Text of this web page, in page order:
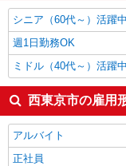
西東京市の他の職種の平
シニア（60代～）活躍中
週1日勤務OK
ミドル（40代～）活躍中
西東京市の雇用
アルバイト
正社員